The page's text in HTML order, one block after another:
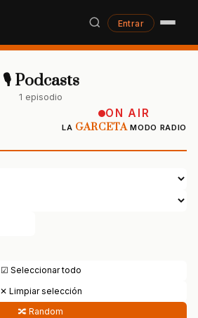
Entrar
🎙 Podcasts
1 episodio
ON AIR
LA GARCETAMODO RADIO
☑ Seleccionar todo
✕ Limpiar selección
🔀 Random